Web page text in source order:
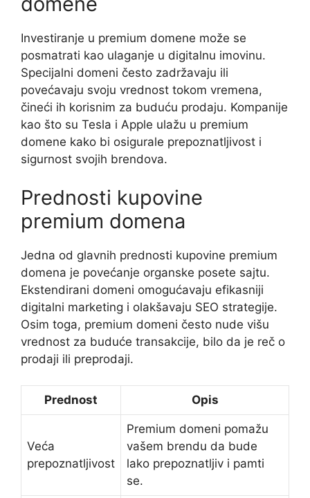
Investiranje u premium domene može se
posmatrati kao ulaganje u digitalnu imovinu.
Specijalni domeni često zadržavaju ili
povećavaju svoju vrednost tokom vremena,
čineći ih korisnim za buduću prodaju. Kompanije
kao što su Tesla i Apple ulažu u premium
domene kako bi osigurale prepoznatljivost i
sigurnost svojih brendova.
Prednosti kupovine
premium domena
Jedna od glavnih prednosti kupovine premium
domena je povećanje organske posete sajtu.
Ekstendirani domeni omogućavaju efikasniji
digitalni marketing i olakšavaju SEO strategije.
Osim toga, premium domeni često nude višu
vrednost za buduće transakcije, bilo da je reč o
prodaji ili preprodaji.
Prednost Opis
Veća
prepoznatljivost
Premium domeni pomažu
vašem brendu da bude
lako prepoznatljiv i pamti
se.